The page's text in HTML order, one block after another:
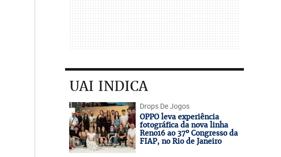
UAI INDICA
Drops De Jogos
OPPO leva experiência
fotográfica da nova linha
Reno16 ao 37º Congresso da
FIAP, no Rio de Janeiro